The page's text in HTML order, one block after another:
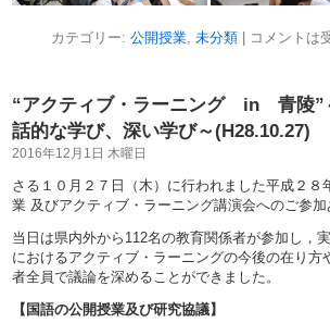
カテゴリー: 公開授業, 未分類 コメントは
“アクティブ・ラーニング in 青陵”
話的な学び、深い学び～(H28.10.27)
2016年12月1日 木曜日
さる１０月２７日（木）に行われました平成２８
業 及びアクティブ・ラーニング講演会へのご参
当日は県内外から112名の教育関係者が参加し，
におけるアクティブ・ラーニングの今後の在り方
者全員で議論を深めることができました。
【国語の公開授業及び研究協議】